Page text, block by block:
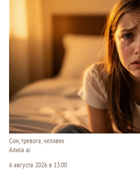
Сон, тревога, человек
Алиса ai
6 августа 2026 в 13:00